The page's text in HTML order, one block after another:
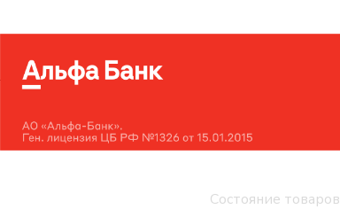
Состояние товаров